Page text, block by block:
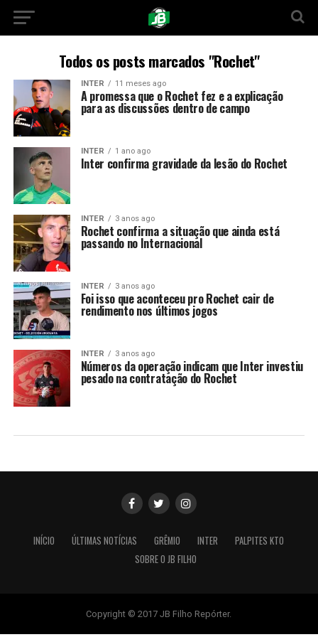
Todos os posts marcados "Rochet"
INTER 11 meses ago
A promessa que o Rochet fez e a explicação
para as discussões dentro de campo
INTER 1 ano ago
Inter confirma gravidade da lesão do Rochet
INTER 3 anos ago
Rochet confirma a situação que ainda está
passando no Internacional
INTER 3 anos ago
Foi isso que aconteceu pro Rochet cair de
rendimento nos últimos jogos
INTER 3 anos ago
Números da operação indicam que Inter investiu
pesado na contratação do Rochet
INÍCIO ÚLTIMAS NOTÍCIAS GRÊMIO INTER
PALPITES KTO
SOBRE O JB FILHO
Copyright © 2017 JB Filho Repórter.